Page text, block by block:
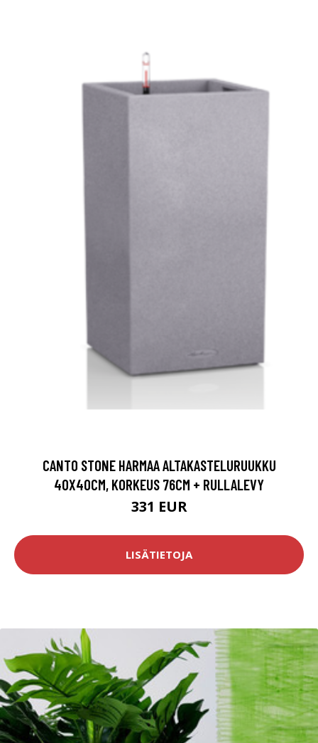
CANTO STONE HARMAA ALTAKASTELURUUKKU
40X40CM, KORKEUS 76CM + RULLALEVY
331 EUR
LISÄTIETOJA